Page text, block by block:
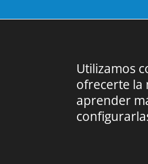
Utilizamos
ofrecerte la
aprender